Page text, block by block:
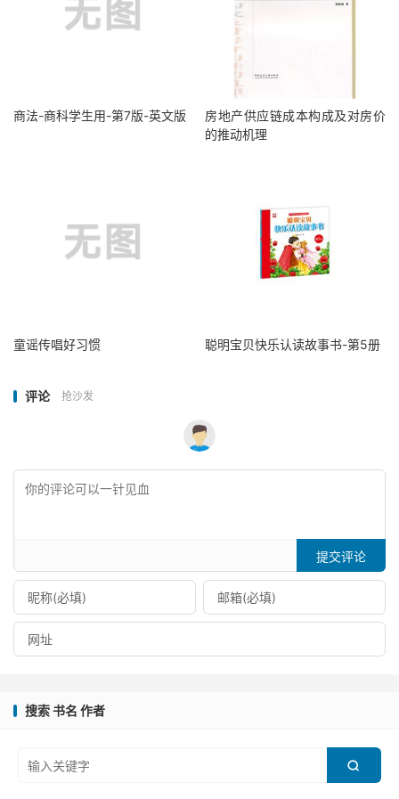
商法-商科学生用-第7版-英文版
房地产供应链成本构成及对房价
的推动机理
童谣传唱好习惯 聪明宝贝快乐认读故事书-第5册
评论 抢沙发
提交评论
搜索 书名 作者
